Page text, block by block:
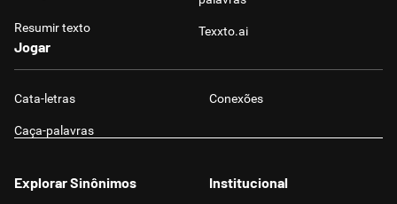
Resumir texto Texxto.ai
Jogar
Cata-letras Conexões
Caça-palavras
Explorar Sinônimos Institucional